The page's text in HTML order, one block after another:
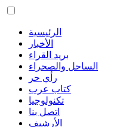
الرئيسية
الأخبار
بريد القراء
الساحل والصحراء
رأي حر
كتاب عرب
تكنولوجيا
اتصل بنا
الأرشيف